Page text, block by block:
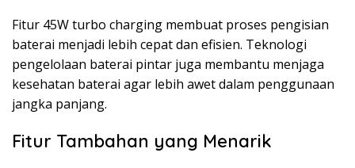
Fitur 45W turbo charging membuat proses pengisian
baterai menjadi lebih cepat dan efisien. Teknologi
pengelolaan baterai pintar juga membantu menjaga
kesehatan baterai agar lebih awet dalam penggunaan
jangka panjang.
Fitur Tambahan yang Menarik